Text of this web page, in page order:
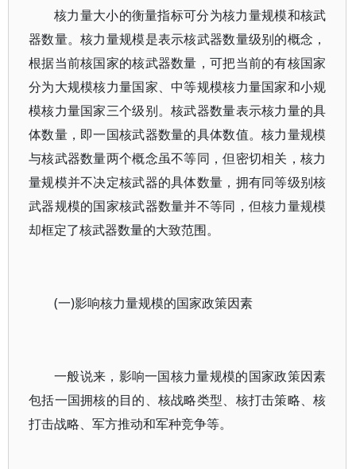
核力量大小的衡量指标可分为核力量规模和核武
器数量。核力量规模是表示核武器数量级别的概念，
根据当前核国家的核武器数量，可把当前的有核国家
分为大规模核力量国家、中等规模核力量国家和小规
模核力量国家三个级别。核武器数量表示核力量的具
体数量，即一国核武器数量的具体数值。核力量规模
与核武器数量两个概念虽不等同，但密切相关，核力
量规模并不决定核武器的具体数量，拥有同等级别核
武器规模的国家核武器数量并不等同，但核力量规模
却框定了核武器数量的大致范围。
(一)影响核力量规模的国家政策因素
一般说来，影响一国核力量规模的国家政策因素
包括一国拥核的目的、核战略类型、核打击策略、核
打击战略、军方推动和军种竞争等。